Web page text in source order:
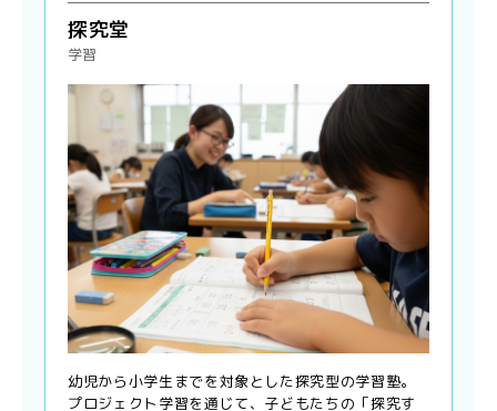
探究堂
学習
幼児から小学生までを対象とした探究型の学習塾。
プロジェクト学習を通じて、子どもたちの「探究す